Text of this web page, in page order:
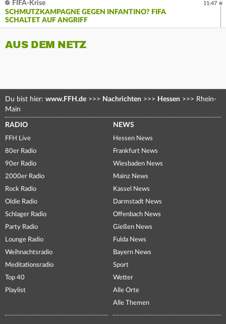
FIFA-Krise
SCHMUTZKAMPAGNE GEGEN INFANTINO? FIFA
SCHALTET AUF ANGRIFF
11:47
AUS DEM NETZ
Du bist hier: www.FFH.de >>> Nachrichten >>> Hessen >>> Rhein-
Main
RADIO
FFH Live
80er Radio
90er Radio
2000er Radio
Rock Radio
Oldie Radio
Schlager Radio
Party Radio
Lounge Radio
Weihnachtsradio
Meditationsradio
Top 40
Playlist
NEWS
Hessen News
Frankfurt News
Wiesbaden News
Mainz News
Kassel News
Darmstadt News
Offenbach News
Gießen News
Fulda News
Bayern News
Sport
Wetter
Alle Orte
Alle Themen